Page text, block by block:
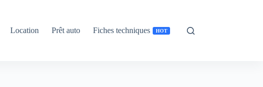
Location Prêt auto Fiches techniques HOT